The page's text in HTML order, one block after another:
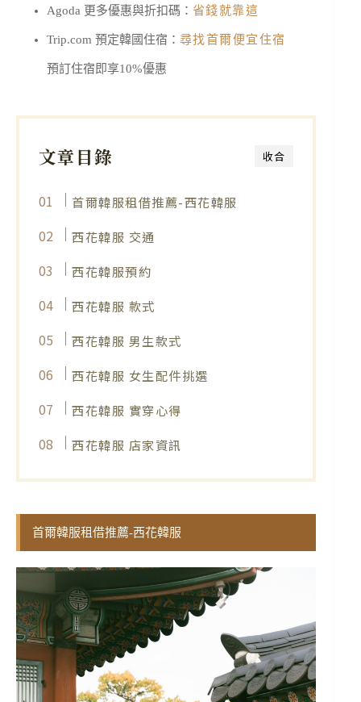
Agoda 更多優惠與折扣碼： 省錢就靠這
Trip.com 預定韓國住宿： 尋找首爾便宜住宿
預訂住宿即享10%優惠
收合
文章目錄
首爾韓服租借推薦-西花韓服
西花韓服 交通
西花韓服預約
西花韓服 款式
西花韓服 男生款式
西花韓服 女生配件挑選
西花韓服 實穿心得
西花韓服 店家資訊
首爾韓服租借推薦-西花韓服